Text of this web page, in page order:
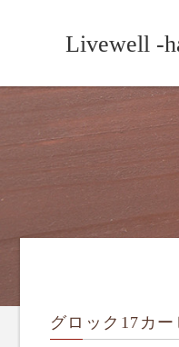
Livewell -
グロック17カー